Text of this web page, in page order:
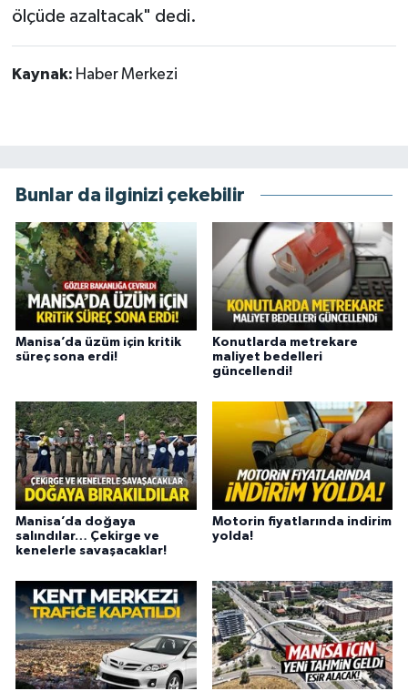
ölçüde azaltacak" dedi.
Kaynak: Haber Merkezi
Bunlar da ilginizi çekebilir
Manisa’da üzüm için kritik
süreç sona erdi!
Konutlarda metrekare
maliyet bedelleri
güncellendi!
Manisa’da doğaya
salındılar… Çekirge ve
kenelerle savaşacaklar!
Motorin fiyatlarında indirim
yolda!